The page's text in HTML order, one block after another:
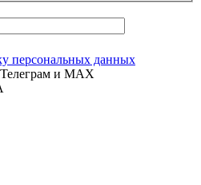
персональных данных
и MAX